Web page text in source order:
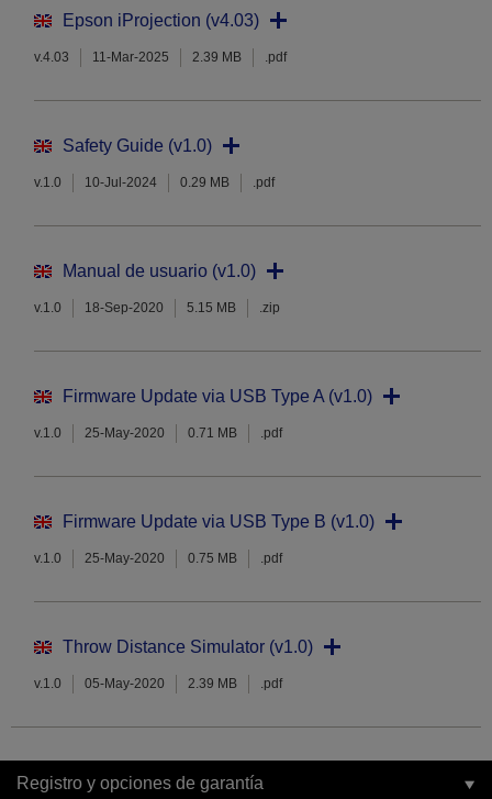
Epson iProjection (v4.03)
v.4.03 11-Mar-2025 2.39 MB .pdf
Safety Guide (v1.0)
v.1.0 10-Jul-2024 0.29 MB .pdf
Manual de usuario (v1.0)
v.1.0 18-Sep-2020 5.15 MB .zip
Firmware Update via USB Type A (v1.0)
v.1.0 25-May-2020 0.71 MB .pdf
Firmware Update via USB Type B (v1.0)
v.1.0 25-May-2020 0.75 MB .pdf
Throw Distance Simulator (v1.0)
v.1.0 05-May-2020 2.39 MB .pdf
Registro y opciones de garantía